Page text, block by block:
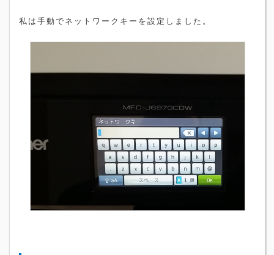
私は手動でネットワークキーを設定しました。